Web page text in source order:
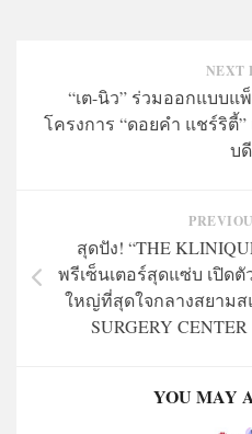
NEXT
“เต-นิว” ร่วมออกแบบแ
โครงการ “ดอยคำ แชร์ริตี้
บ
สุดปัง! “THE
พรีเซ็นเตอร์สุดแซ่บ เปิด
ใหญ่ที่สุดใจกลางสยามส
SURGERY
YOU MAY